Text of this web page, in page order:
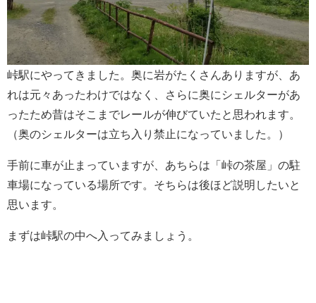
峠駅にやってきました。奥に岩がたくさんありますが、あ
れは元々あったわけではなく、さらに奥にシェルターがあ
ったため昔はそこまでレールが伸びていたと思われます。
（奥のシェルターは立ち入り禁止になっていました。）
手前に車が止まっていますが、あちらは「峠の茶屋」の駐
車場になっている場所です。そちらは後ほど説明したいと
思います。
まずは峠駅の中へ入ってみましょう。